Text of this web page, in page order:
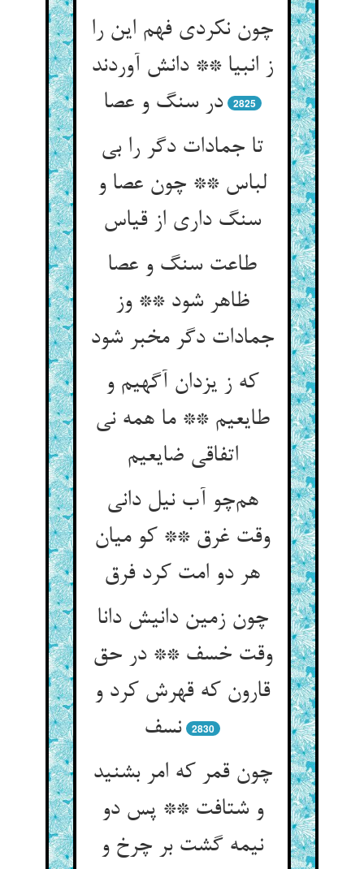
چون نکردی فهم این را
ز انبیا ** دانش آوردند
در سنگ و عصا
2825
تا جمادات دگر را بی
لباس ** چون عصا و
سنگ داری از قیاس
طاعت سنگ و عصا
ظاهر شود ** وز
جمادات دگر مخبر شود
که ز یزدان آگهیم و
طایعیم ** ما همه نی
اتفاقی ضایعیم
هم‌چو آب نیل دانی
وقت غرق ** کو میان
هر دو امت کرد فرق
چون زمین دانیش دانا
وقت خسف ** در حق
قارون که قهرش کرد و
نسف
2830
چون قمر که امر بشنید
و شتافت ** پس دو
نیمه گشت بر چرخ و